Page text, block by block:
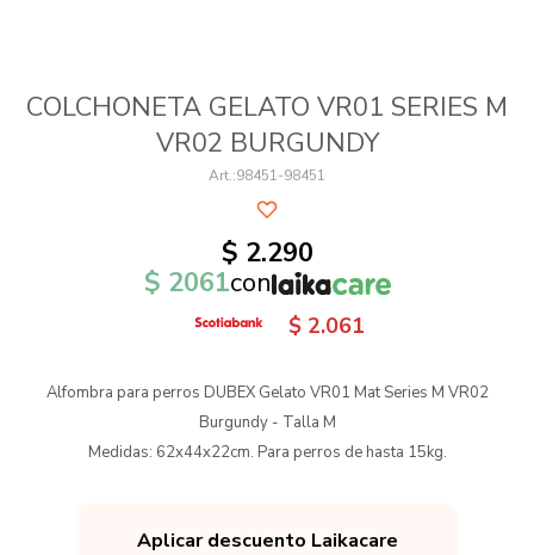
COLCHONETA GELATO VR01 SERIES M
VR02 BURGUNDY
98451-98451
$ 2.290
$ 2061con
$ 2.061
Alfombra para perros DUBEX Gelato VR01 Mat Series M VR02
Burgundy - Talla M
Medidas: 62x44x22cm. Para perros de hasta 15kg.
Aplicar descuento Laikacare